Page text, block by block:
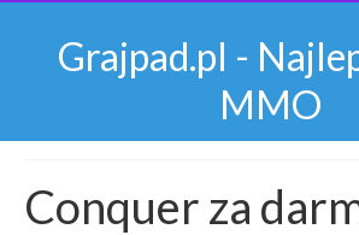
Grajpad.pl -
MMO
Conquer za